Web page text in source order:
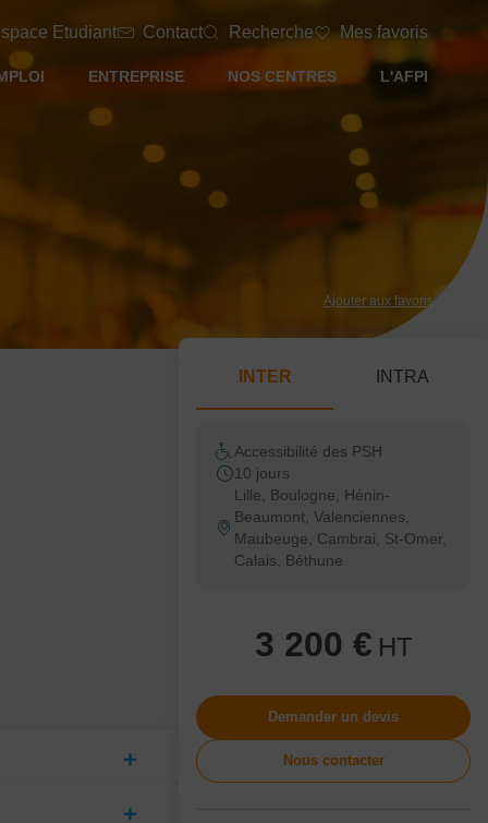
Etudiant Contact Recherche Mes favoris
ENTREPRISE NOS CENTRES L'AFPI
Ajouter aux favoris
INTER INTRA
Accessibilité des PSH
10 jours
Lille, Boulogne, Hénin-
Beaumont, Valenciennes,
Maubeuge, Cambrai, St-Omer,
Calais, Béthune
3 200 € HT
Demander un devis
Nous contacter